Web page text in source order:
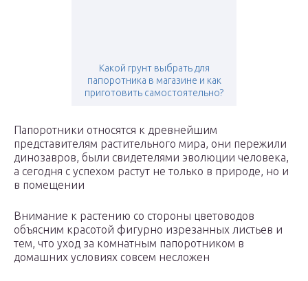
Какой грунт выбрать для
папоротника в магазине и как
приготовить самостоятельно?
Папоротники относятся к древнейшим
представителям растительного мира, они пережили
динозавров, были свидетелями эволюции человека,
а сегодня с успехом растут не только в природе, но и
в помещении
Внимание к растению со стороны цветоводов
объясним красотой фигурно изрезанных листьев и
тем, что уход за комнатным папоротником в
домашних условиях совсем несложен